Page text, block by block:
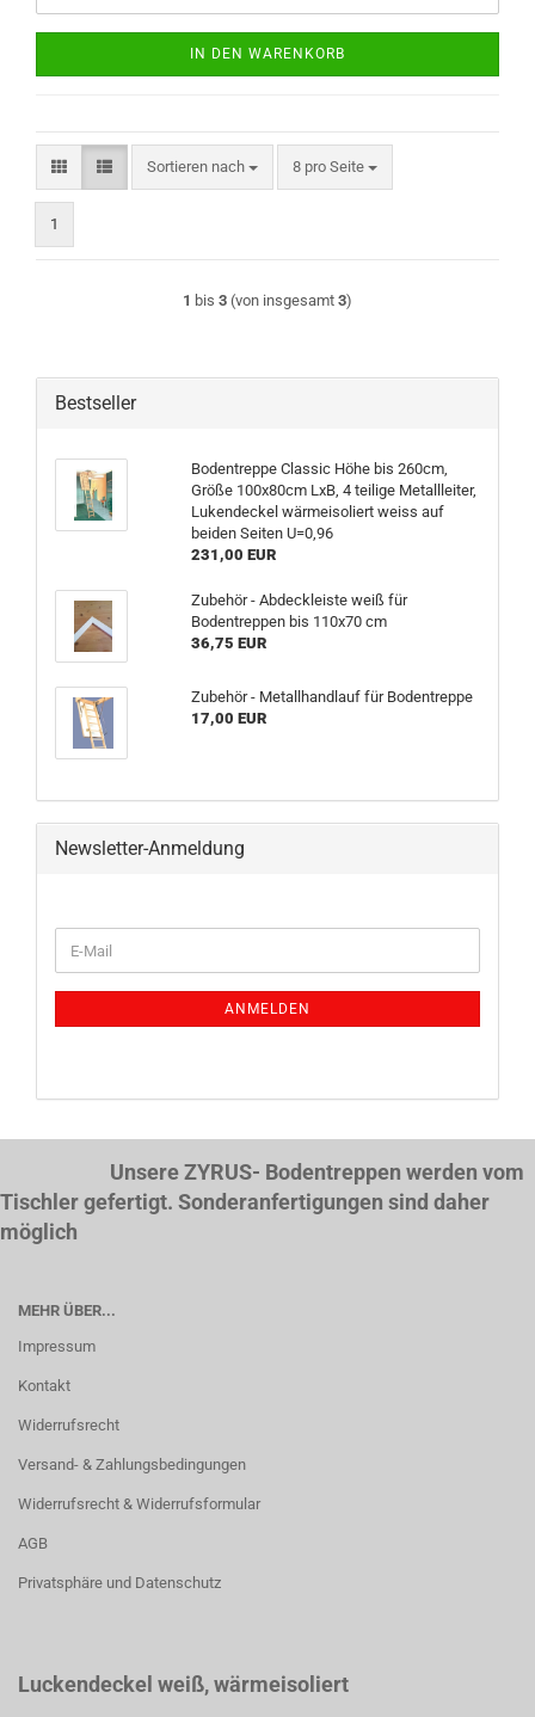
IN DEN WARENKORB
Sortieren nach
Sortieren nach 8 pro Seite
pro Seite
1
1 bis 3 (von insgesamt 3)
Bestseller
Bodentreppe Classic Höhe bis 260cm,
Größe 100x80cm LxB, 4 teilige Metallleiter,
Lukendeckel wärmeisoliert weiss auf
beiden Seiten U=0,96
231,00 EUR
Zubehör - Abdeckleiste weiß für
Bodentreppen bis 110x70 cm
36,75 EUR
Zubehör - Metallhandlauf für Bodentreppe
17,00 EUR
Newsletter-Anmeldung
ZUR
E-
Mail
ANMELDEN
Unsere ZYRUS- Bodentreppen werden vom
Tischler gefertigt. Sonderanfertigungen sind daher
möglich
MEHR ÜBER...
Impressum
Kontakt
Widerrufsrecht
Versand- & Zahlungsbedingungen
Widerrufsrecht & Widerrufsformular
AGB
Privatsphäre und Datenschutz
Luckendeckel weiß, wärmeisoliert